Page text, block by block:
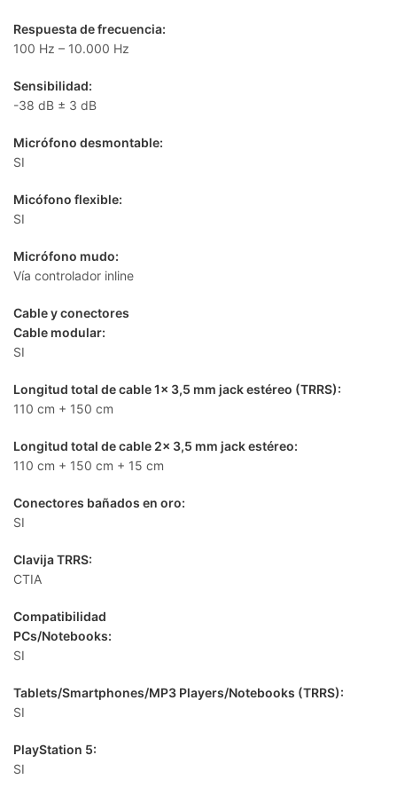
Respuesta de frecuencia:
100 Hz – 10.000 Hz
Sensibilidad:
-38 dB ± 3 dB
Micrófono desmontable:
SI
Micófono flexible:
SI
Micrófono mudo:
Vía controlador inline
Cable y conectores
Cable modular:
SI
Longitud total de cable 1x 3,5 mm jack estéreo (TRRS):
110 cm + 150 cm
Longitud total de cable 2x 3,5 mm jack estéreo:
110 cm + 150 cm + 15 cm
Conectores bañados en oro:
SI
Clavija TRRS:
CTIA
Compatibilidad
PCs/Notebooks:
SI
Tablets/Smartphones/MP3 Players/Notebooks (TRRS):
SI
PlayStation 5:
SI